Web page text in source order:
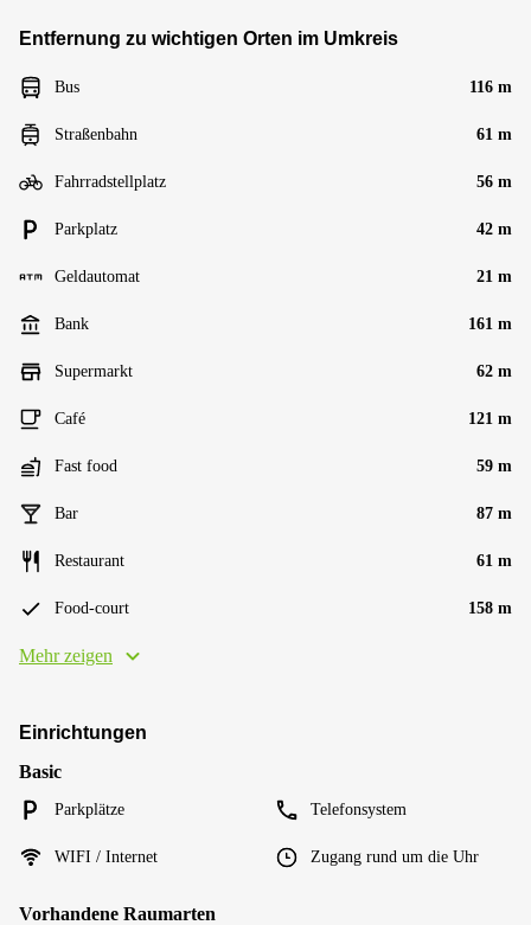
Entfernung zu wichtigen Orten im Umkreis
Bus 116 m
Straßenbahn 61 m
Fahrradstellplatz 56 m
Parkplatz 42 m
Geldautomat 21 m
Bank 161 m
Supermarkt 62 m
Café 121 m
Fast food 59 m
Bar 87 m
Restaurant 61 m
Food-court 158 m
Mehr zeigen
Einrichtungen
Basic
Parkplätze Telefonsystem
WIFI / Internet Zugang rund um die Uhr
Vorhandene Raumarten